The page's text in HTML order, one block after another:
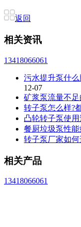
返回
相关资讯
13418066061
污水提升泵什
12-07
矿浆泵流量不
转子泵怎么样?
凸轮转子泵使
餐厨垃圾泵性
转子泵厂家如
相关产品
13418066061